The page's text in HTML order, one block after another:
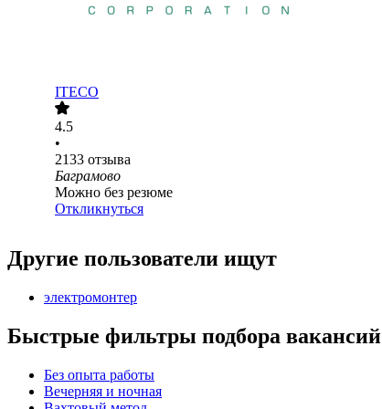
ITECO
4.5
•
2133 отзыва
Баграмово
Можно без резюме
Откликнуться
Другие пользователи ищут
электромонтер
Быстрые фильтры подбора вакансий
Без опыта работы
Вечерняя и ночная